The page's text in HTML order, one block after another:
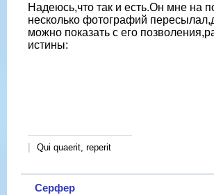
Надеюсь,что так и есть.Он мне на
несколько фотографий
можно показать с его
истины:
Qui quaerit, reperit
Серфер